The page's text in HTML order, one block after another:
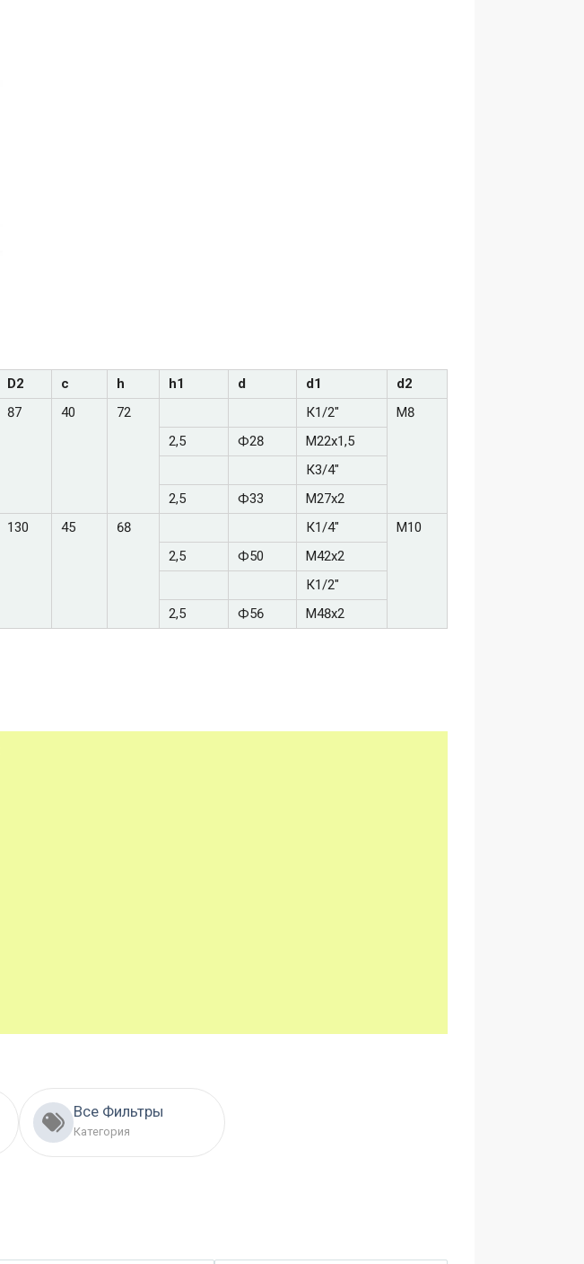
D2 с h h1 d d1
d2
87 40 72 К1/2"
М8
2,5 Ф28
М22х1,5
К3/4"
2,5 Ф33
М27х2
130 45 68 К1/4"
М10
2,5 Ф50
М42х2
К1/2"
2,5 Ф56 М48х2
Все Фильтры
Категория